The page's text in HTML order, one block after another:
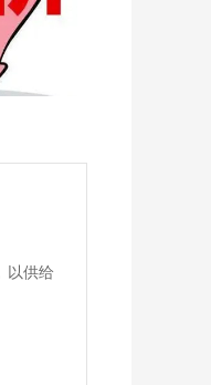
以供给